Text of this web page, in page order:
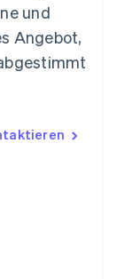
und
Angebot,